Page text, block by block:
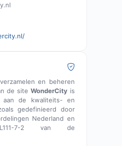
en beheren
de site WonderCity is
aan de kwaliteits- en
gedefinieerd door
Nederland en
7-2 van de